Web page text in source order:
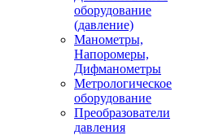
оборудование
(давление)
Манометры,
Напоромеры,
Дифманометры
Метрологическое
оборудование
Преобразователи
давления